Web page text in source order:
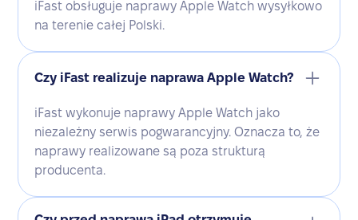
iFast obsługuje naprawy Apple Watch wysyłkowo
na terenie całej Polski.
Czy iFast realizuje naprawa Apple Watch?
iFast wykonuje naprawy Apple Watch jako
niezależny serwis pogwarancyjny. Oznacza to, że
naprawy realizowane są poza strukturą
producenta.